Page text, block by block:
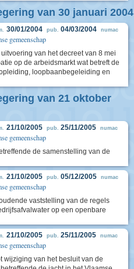
van 30 januari 2004
30/01/2004 pub. 04/03/2004 numac
gemeenschap
van het decreet van 8 mei
op de arbeidsmarkt wat betreft de
loopbaanbegeleiding en
van 21 oktober
21/10/2005 pub. 25/11/2005 numac
gemeenschap
de samenstelling van de
21/10/2005 pub. 05/12/2005 numac
gemeenschap
vaststelling van de regels
op een openbare
21/10/2005 pub. 25/11/2005 numac
gemeenschap
wijziging van het besluit van de